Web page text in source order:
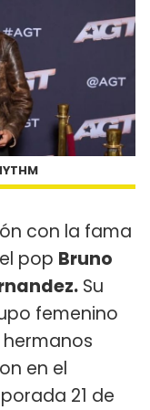
con la fama
pop Bruno
Su
femenino
hermanos
en el
21 de